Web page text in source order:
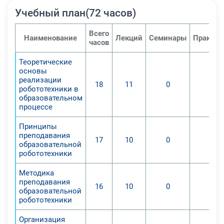
предмета "Робототехника", в
частности:
-Узнают о методических
особенностях преподавания
робототехники школьникам, о
робототехнических платформ;
вопросы при использовании
роботов в образовательном
-Научатся применять теоретические
решения исследовательских задач
-Смогут самостоятельно
непосредственным применением
Учебный план(72 часов)
Наименование
Всего
часов
Лекций Семинары
Теоретические
основы
реализации
робототехники в
образовательном
процессе
18 11 0
Принципы
преподавания
образовательной
робототехники
17 10 0
Методика
преподавания
образовательной
робототехники
16 10 0
Организация